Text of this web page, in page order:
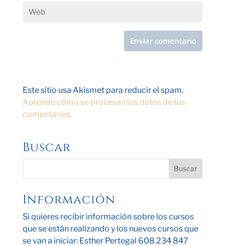
Este sitio usa Akismet para reducir el spam.
Aprende cómo se procesan los datos de tus
comentarios.
Buscar
Información
Si quieres recibir información sobre los cursos
que se están realizando y los nuevos cursos que
se van a iniciar: Esther Pertegal 608 234 847